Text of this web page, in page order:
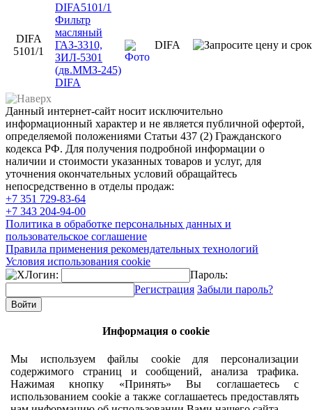
DIFA
5101/1
DIFA5101/1
Фильтр
масляный
ГАЗ-3310,
ЗИЛ-5301
(дв.ММЗ-245)
DIFA
DIFA
Данный интернет-сайт носит исключительно
информационный характер и не является публичной офертой,
определяемой положениями Статьи 437 (2) Гражданского
кодекса РФ. Для получения подробной информации о
наличии и стоимости указанных товаров и услуг, для
уточнения окончательных условий обращайтесь
непосредственно в отделы продаж:
+7 351 729-83-64
+7 343 204-94-00
Политика в обработке персональных данных и
пользовательское соглашение
Правила применения рекомендательных технологий
Условия использования cookie
Логин:
Пароль:
Регистрация Забыли пароль?
Информация о cookie
Мы используем файлы cookie для персонализации
содержимого страниц и сообщений, анализа трафика.
Нажимая кнопку «Принять» Вы соглашаетесь с
использованием cookie а также соглашаетесь предоставлять